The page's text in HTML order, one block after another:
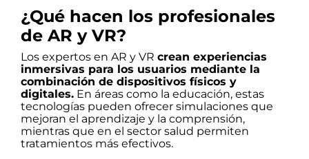
¿Qué hacen los profesionales
de AR y VR?
Los expertos en AR y VR crean experiencias
inmersivas para los usuarios mediante la
combinación de dispositivos físicos y
digitales. En áreas como la educación, estas
tecnologías pueden ofrecer simulaciones que
mejoran el aprendizaje y la comprensión,
mientras que en el sector salud permiten
tratamientos más efectivos.